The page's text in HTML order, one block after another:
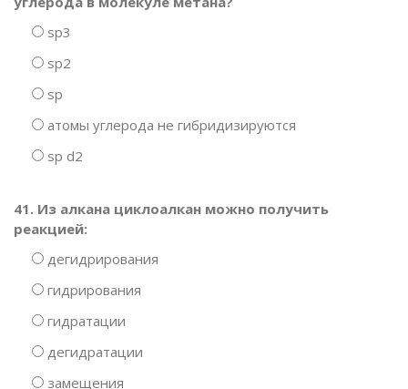
sp3
sp2
sp
атомы углерода не гибридизируются
sp d2
41. Из алкана циклоалкан можно получить
реакцией:
дегидрирования
гидрирования
гидратации
дегидратации
замещения